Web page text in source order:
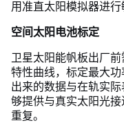
用准直太阳模拟器进行
空间太阳电池标定
卫星太阳能帆板出厂
特性曲线，标定最大
出来的数据与在轨实
够提供与真实太阳光
重复。